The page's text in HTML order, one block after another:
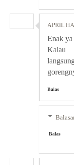
APRIL
Enak ya
Kalau
Balas
Balas